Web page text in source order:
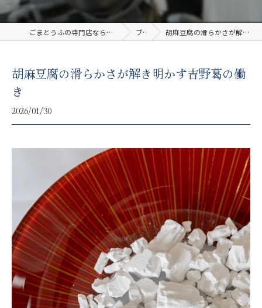
ごまとうふの専門店なら有限会社森下商店総本舗 ブログ 胡麻豆腐の滑らかさが解き明かす吉野葛の働き
胡麻豆腐の滑らかさが解き明かす吉野葛の働
き
2026/01/30